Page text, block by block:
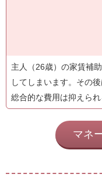
主人（26歳）の家賃補
してしまいます。その
総合的な費用は抑えら
マネ